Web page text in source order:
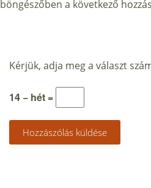
böngészőben a következő
Kérjük, adja meg a választ
14 − hét =